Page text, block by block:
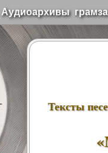
Аудиоархивы
Тексты